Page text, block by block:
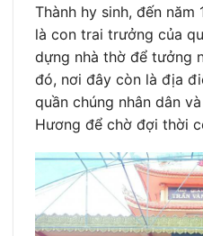
Thành hy sinh, đến năm
là con trai trưởng của
dựng nhà thờ để tưởng
đó, nơi đây còn là địa
quần chúng nhân dân
Hương để chờ đợi thời